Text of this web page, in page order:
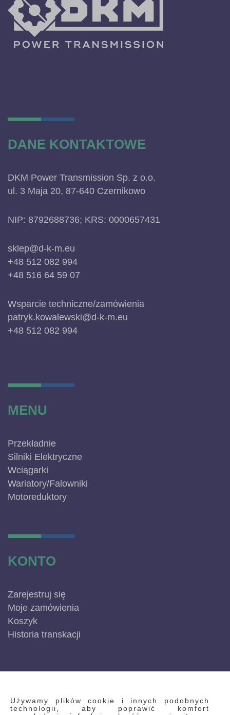
Używamy plików cookie i innych podobnych
technologii, aby poprawić komfort
DANE KONTAKTOWE
DKM Power Transmission Sp. z o.o.
ul. 3 Maja 20, 87-640 Czernikowo
NIP: 8792688736; KRS: 0000657431
sklep@d-k-m.eu
+48 512 082 994
+48 516 64 59 07
Wsparcie techniczne/zamówienia
patryk.kowalewski@d-k-m.eu
+48 512 082 994
MENU
Przekładnie
Silniki Elektryczne
Wciągarki
Wariatory/Falowniki
Motoreduktory
KONTO
Zarejestruj się
Moje zamówienia
Koszyk
Historia transkacji
INFORMACJE